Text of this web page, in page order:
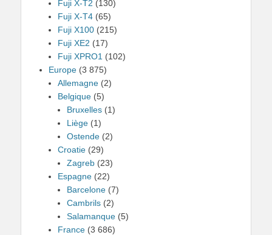
Fuji X-T2 (130)
Fuji X-T4 (65)
Fuji X100 (215)
Fuji XE2 (17)
Fuji XPRO1 (102)
Europe (3 875)
Allemagne (2)
Belgique (5)
Bruxelles (1)
Liège (1)
Ostende (2)
Croatie (29)
Zagreb (23)
Espagne (22)
Barcelone (7)
Cambrils (2)
Salamanque (5)
France (3 686)